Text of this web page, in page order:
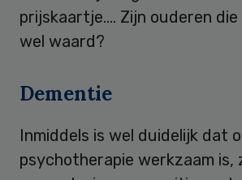
prijskaartje…. Zijn ouderen
wel waard?
Dementie
Inmiddels is wel duidelijk dat
psychotherapie werkzaam is,